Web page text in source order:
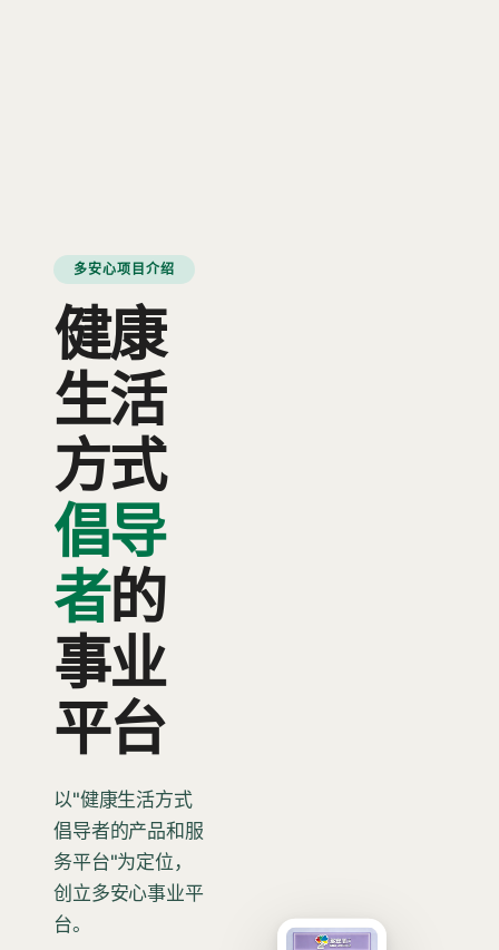
多安心项目介绍
健康
生活
方式
倡导
者的
事业
平台
以"健康生活方式
倡导者的产品和服
务平台"为定位，
创立多安心事业平
台。